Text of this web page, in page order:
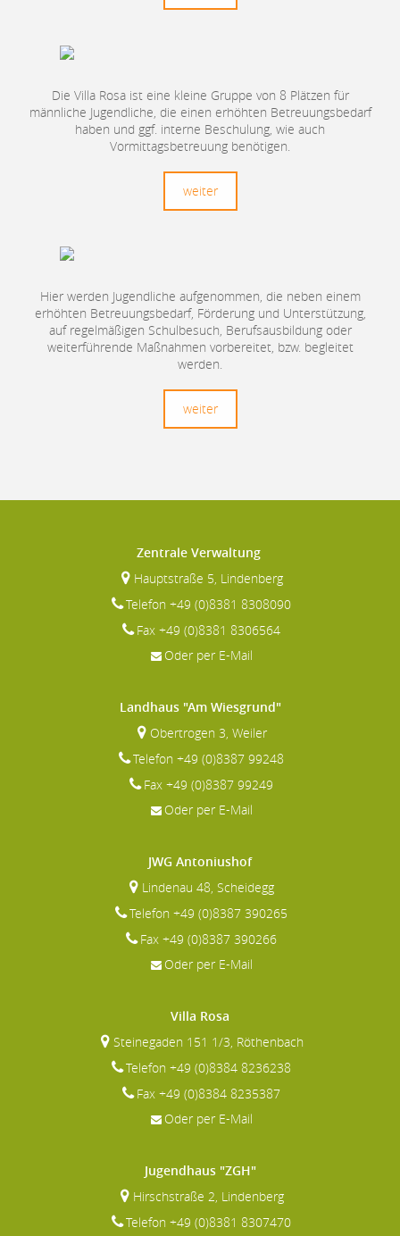
Die Villa Rosa ist eine kleine Gruppe von 8 Plätzen für
männliche Jugendliche, die einen erhöhten Betreuungsbedarf
haben und ggf. interne Beschulung, wie auch
Vormittagsbetreuung benötigen.
weiter
Hier werden Jugendliche aufgenommen, die neben einem
erhöhten Betreuungsbedarf, Förderung und Unterstützung,
auf regelmäßigen Schulbesuch, Berufsausbildung oder
weiterführende Maßnahmen vorbereitet, bzw. begleitet
werden.
weiter
Zentrale Verwaltung
Hauptstraße 5, Lindenberg
Telefon +49 (0)8381 8308090
Fax +49 (0)8381 8306564
Oder per E-Mail
Landhaus "Am Wiesgrund"
Obertrogen 3, Weiler
Telefon +49 (0)8387 99248
Fax +49 (0)8387 99249
Oder per E-Mail
JWG Antoniushof
Lindenau 48, Scheidegg
Telefon +49 (0)8387 390265
Fax +49 (0)8387 390266
Oder per E-Mail
Villa Rosa
Steinegaden 151 1/3, Röthenbach
Telefon +49 (0)8384 8236238
Fax +49 (0)8384 8235387
Oder per E-Mail
Jugendhaus "ZGH"
Hirschstraße 2, Lindenberg
Telefon +49 (0)8381 8307470